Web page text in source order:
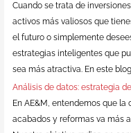
Cuando se trata de
activos más valiosos que
el futuro o simplemente
estrategias inteligentes que
sea más atractiva. En este
Análisis de datos: estrategia
En AE&M, entendemos que
acabados y reformas va más